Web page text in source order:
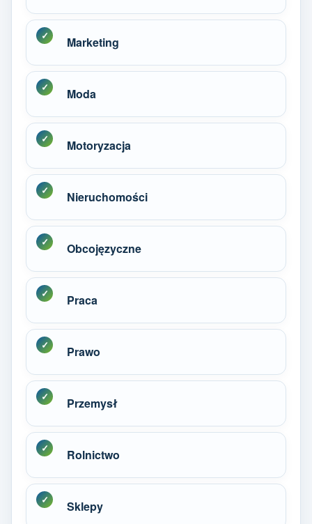
Marketing
Moda
Motoryzacja
Nieruchomości
Obcojęzyczne
Praca
Prawo
Przemysł
Rolnictwo
Sklepy